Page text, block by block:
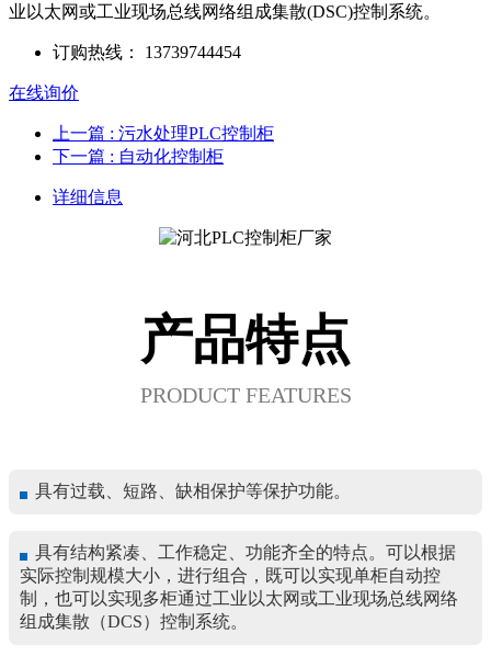
业以太网或工业现场总线网络组成集散(DSC)控制系统。
订购热线： 13739744454
在线询价
上一篇 : 污水处理PLC控制柜
下一篇 : 自动化控制柜
详细信息
产品特点
PRODUCT FEATURES
具有过载、短路、缺相保护等保护功能。
具有结构紧凑、工作稳定、功能齐全的特点。可以根据
实际控制规模大小，进行组合，既可以实现单柜自动控
制，也可以实现多柜通过工业以太网或工业现场总线网络
组成集散（DCS）控制系统。